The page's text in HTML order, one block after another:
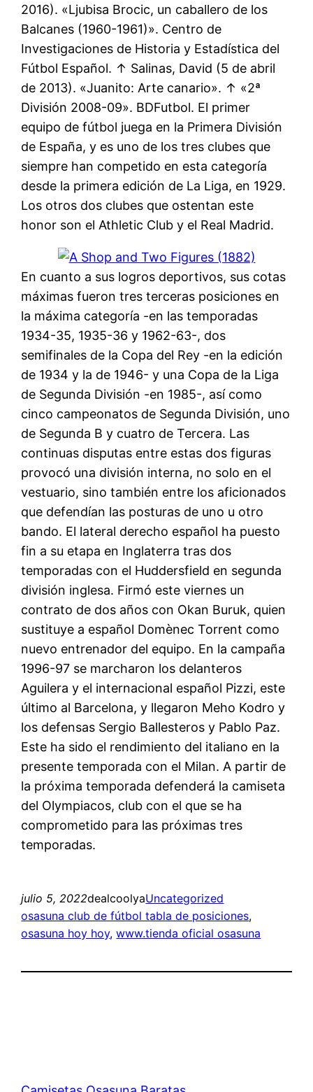
2016). «Ljubisa Brocic, un caballero de los
Balcanes (1960-1961)». Centro de
Investigaciones de Historia y Estadística del
Fútbol Español. ↑ Salinas, David (5 de abril
de 2013). «Juanito: Arte canario». ↑ «2ª
División 2008-09». BDFutbol. El primer
equipo de fútbol juega en la Primera División
de España, y es uno de los tres clubes que
siempre han competido en esta categoría
desde la primera edición de La Liga, en 1929.
Los otros dos clubes que ostentan este
honor son el Athletic Club y el Real Madrid.
En cuanto a sus logros deportivos, sus cotas
máximas fueron tres terceras posiciones en
la máxima categoría -en las temporadas
1934-35, 1935-36 y 1962-63-, dos
semifinales de la Copa del Rey -en la edición
de 1934 y la de 1946- y una Copa de la Liga
de Segunda División -en 1985-, así como
cinco campeonatos de Segunda División, uno
de Segunda B y cuatro de Tercera. Las
continuas disputas entre estas dos figuras
provocó una división interna, no solo en el
vestuario, sino también entre los aficionados
que defendían las posturas de uno u otro
bando. El lateral derecho español ha puesto
fin a su etapa en Inglaterra tras dos
temporadas con el Huddersfield en segunda
división inglesa. Firmó este viernes un
contrato de dos años con Okan Buruk, quien
sustituye a español Domènec Torrent como
nuevo entrenador del equipo. En la campaña
1996-97 se marcharon los delanteros
Aguilera y el internacional español Pizzi, este
último al Barcelona, y llegaron Meho Kodro y
los defensas Sergio Ballesteros y Pablo Paz.
Este ha sido el rendimiento del italiano en la
presente temporada con el Milan. A partir de
la próxima temporada defenderá la camiseta
del Olympiacos, club con el que se ha
comprometido para las próximas tres
temporadas.
julio 5, 2022dealcoolyaUncategorized
osasuna club de fútbol tabla de posiciones
osasuna hoy hoy, www.tienda oficial osasuna